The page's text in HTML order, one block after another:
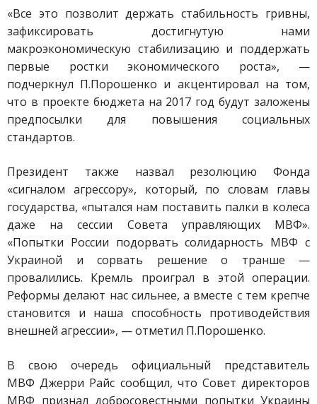
«Все это позволит держать стабильность гривны,
зафиксировать достигнутую нами
макроэкономическую стабилизацию и поддержать
первые ростки экономического роста», —
подчеркнул П.Порошенко и акцентировал на том,
что в проекте бюджета на 2017 год будут заложены
предпосылки для повышения социальных
стандартов.
Президент также назвал резолюцию Фонда
«сигналом агрессору», который, по словам главы
государства, «пытался нам поставить палки в колеса
даже на сессии Совета управляющих МВФ».
«Попытки России подорвать солидарность МВФ с
Украиной и сорвать решение о транше —
провалились. Кремль проиграл в этой операции.
Реформы делают нас сильнее, а вместе с тем крепче
становится и наша способность противодействия
внешней агрессии», — отметил П.Порошенко.
В свою очередь официальный представитель
МВФ Джерри Райс сообщил, что Совет директоров
МВФ признал добросовестными попытки Украины